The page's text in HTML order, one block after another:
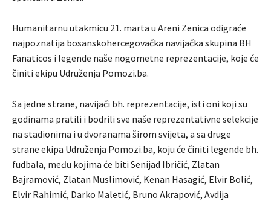
Humanitarnu utakmicu 21. marta u Areni Zenica odigraće
najpoznatija bosanskohercegovačka navijačka skupina BH
Fanaticos i legende naše nogometne reprezentacije, koje će
činiti ekipu Udruženja Pomozi.ba.
Sa jedne strane, navijači bh. reprezentacije, isti oni koji su
godinama pratili i bodrili sve naše reprezentativne selekcije
na stadionima i u dvoranama širom svijeta, a sa druge
strane ekipa Udruženja Pomozi.ba, koju će činiti legende bh.
fudbala, među kojima će biti Senijad Ibričić, Zlatan
Bajramović, Zlatan Muslimović, Kenan Hasagić, Elvir Bolić,
Elvir Rahimić, Darko Maletić, Bruno Akrapović, Avdija